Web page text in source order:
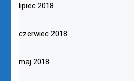
lipiec 2018
czerwiec 2018
maj 2018